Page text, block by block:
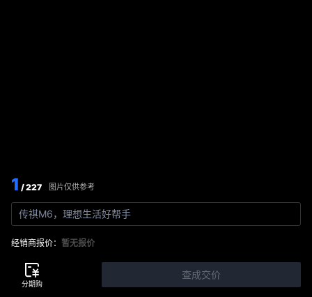
1 / 227 图片仅供参考
传祺M6，理想生活好帮手
经销商报价： 暂无报价
查成交价